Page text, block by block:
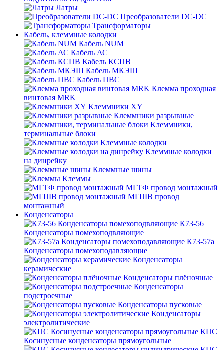
Латры
Преобразователи DC-DC
Трансформаторы
Кабель, клеммные колодки
Кабель NUM
Кабель АС
Кабель КСПВ
Кабель МКЭШ
Кабель ПВС
Клемма проходная
винтовая MRK
Клеммники XY
Клеммники разрывные
Клеммники,
терминальные блоки
Клеммные колодки
Клеммные колодки
на динрейку
Клеммные шины
Клеммы
МГТФ провод монтажный
МГШВ провод
монтажный
Конденсаторы
К73-56
Конденсаторы помехоподвляющие
К73-57а
Конденсаторы помехоподавляющие
Конденсаторы
керамические
Конденсаторы плёночные
Конденсаторы
подстроечные
Конденсаторы пусковые
Конденсаторы
электролитические
КПС
Косинусные конденсаторы прямоугольные